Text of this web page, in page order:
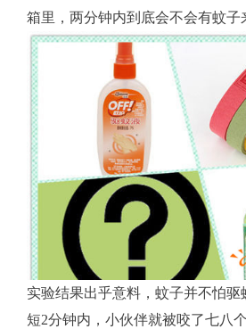
箱里，两分钟内到底会不会有蚊子
实验结果出乎意料，蚊子并不怕驱
短2分钟内，小伙伴就被咬了七八